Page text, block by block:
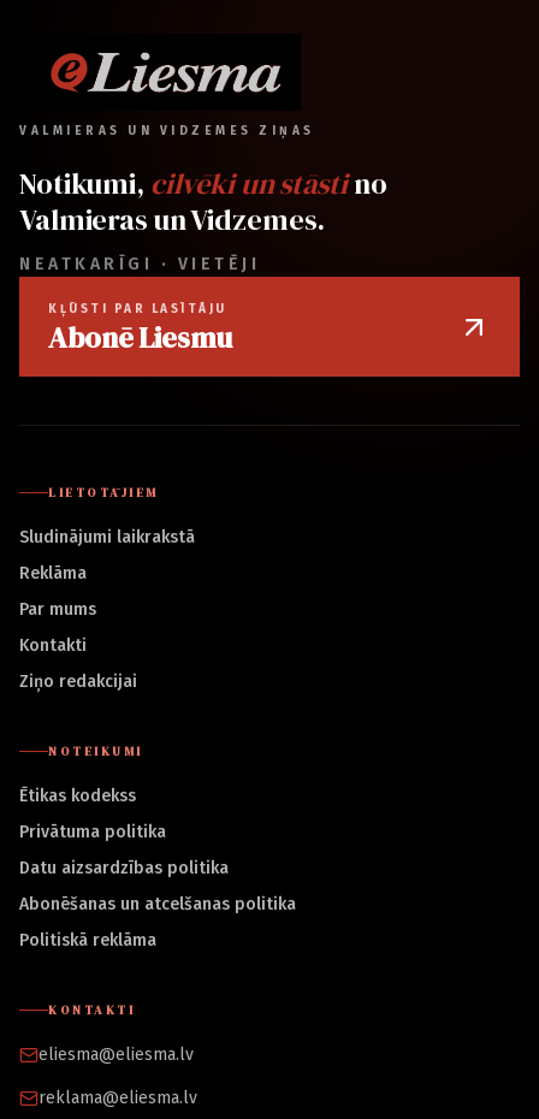
VALMIERAS UN VIDZEMES ZIŅAS
Notikumi, cilvēki un stāstino
Valmieras un Vidzemes.
NEATKARĪGI · VIETĒJI
KĻŪSTI PAR LASĪTĀJU
Abonē Liesmu
LIETOTĀJIEM
Sludinājumi laikrakstā
Reklāma
Par mums
Kontakti
Ziņo redakcijai
NOTEIKUMI
Ētikas kodekss
Privātuma politika
Datu aizsardzības politika
Abonēšanas un atcelšanas politika
Politiskā reklāma
KONTAKTI
eliesma@eliesma.lv
reklama@eliesma.lv